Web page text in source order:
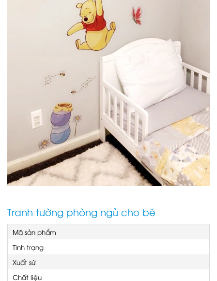
Tranh tường phòng ngủ cho bé
Mã sản phẩm
Tình trạng
Xuất sứ
Chất liệu